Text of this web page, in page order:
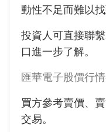
動性不足而難以找
投資人可直接聯
口進一步了解。
匯華電子股價行
買方參考賣價、
交易。